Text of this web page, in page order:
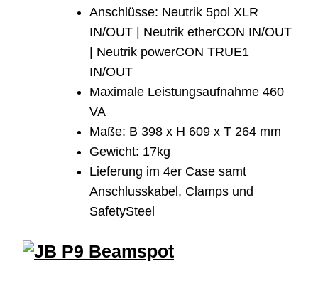
Anschlüsse: Neutrik 5pol XLR
IN/OUT | Neutrik etherCON IN/OUT
| Neutrik powerCON TRUE1
IN/OUT
Maximale Leistungsaufnahme 460
VA
Maße: B 398 x H 609 x T 264 mm
Gewicht: 17kg
Lieferung im 4er Case samt
Anschlusskabel, Clamps und
SafetySteel